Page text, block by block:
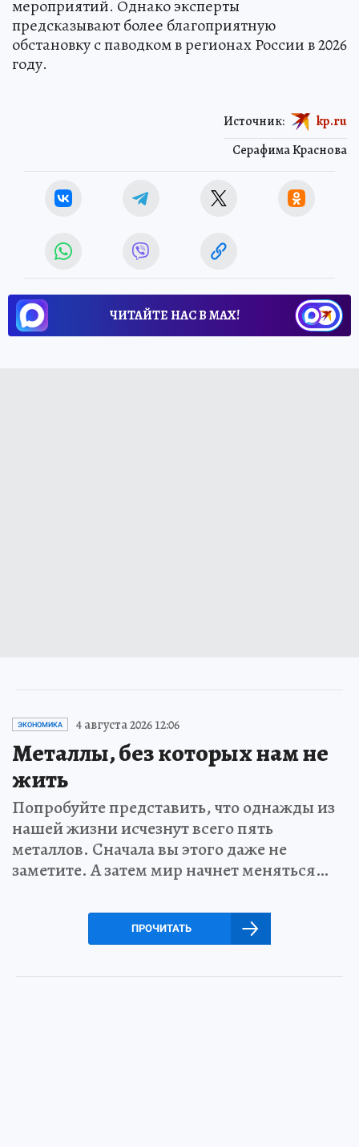
мероприятий. Однако эксперты
предсказывают более благоприятную
обстановку с паводком в регионах России в 2026
году.
Серафима Краснова
Источник: kp.ru
ЧИТАЙТЕ НАС В МАХ!
ЭКОНОМИКА 4 августа 2026 12:06
Металлы, без которых нам не
жить
Попробуйте представить, что однажды из
нашей жизни исчезнут всего пять
металлов. Сначала вы этого даже не
заметите. А затем мир начнет меняться…
ПРОЧИТАТЬ